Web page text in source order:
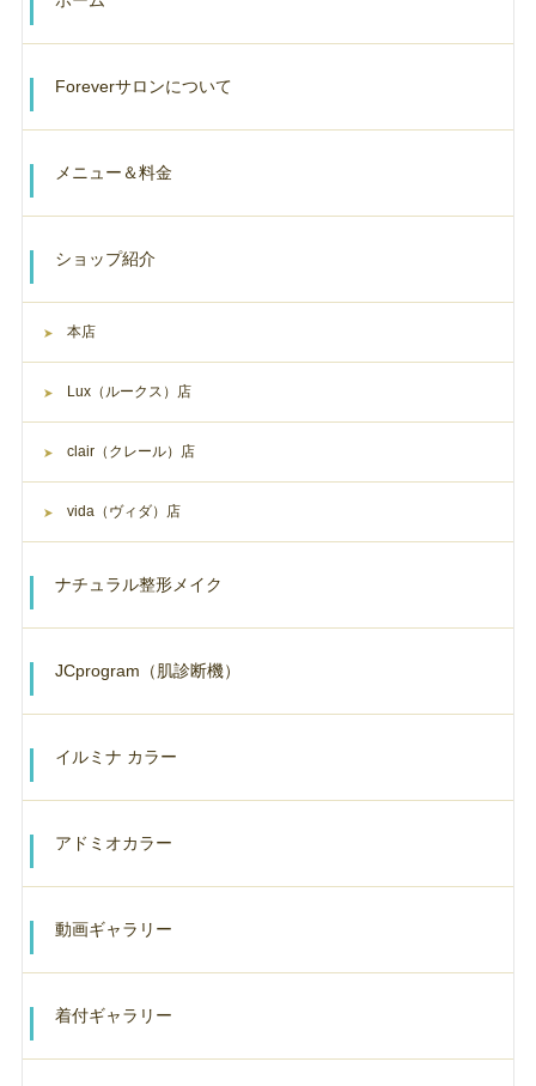
Foreverサロンについて
メニュー＆料金
ショップ紹介
本店
Lux（ルークス）店
clair（クレール）店
vida（ヴィダ）店
ナチュラル整形メイク
JCprogram（肌診断機）
イルミナ カラー
アドミオカラー
動画ギャラリー
着付ギャラリー